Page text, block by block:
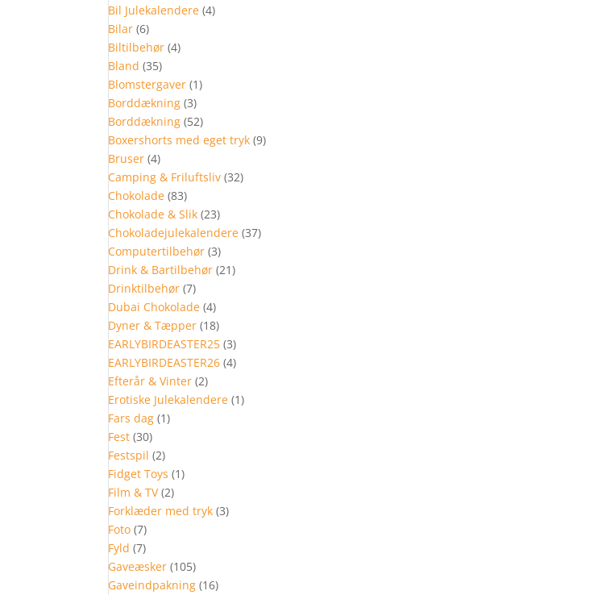
Bil Julekalendere (4)
Bilar (6)
Biltilbehør (4)
Bland (35)
Blomstergaver (1)
Borddækning (3)
Borddækning (52)
Boxershorts med eget tryk (9)
Bruser (4)
Camping & Friluftsliv (32)
Chokolade (83)
Chokolade & Slik (23)
Chokoladejulekalendere (37)
Computertilbehør (3)
Drink & Bartilbehør (21)
Drinktilbehør (7)
Dubai Chokolade (4)
Dyner & Tæpper (18)
EARLYBIRDEASTER25 (3)
EARLYBIRDEASTER26 (4)
Efterår & Vinter (2)
Erotiske Julekalendere (1)
Fars dag (1)
Fest (30)
Festspil (2)
Fidget Toys (1)
Film & TV (2)
Forklæder med tryk (3)
Foto (7)
Fyld (7)
Gaveæsker (105)
Gaveindpakning (16)